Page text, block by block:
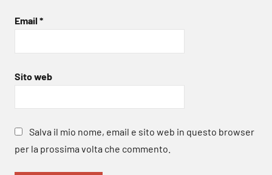
Email *
Sito web
Salva il mio nome, email e sito web in questo browser
per la prossima volta che commento.